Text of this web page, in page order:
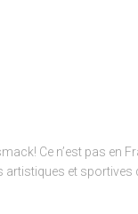
Ce n’est pas en
artistiques et sportives